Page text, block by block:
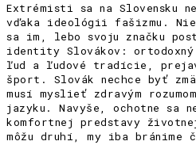
Extrémisti sa na Slovensku
vďaka ideológii fašizmu.
sa im, lebo svoju značku
identity Slovákov:
ľud a ľudové tradície,
šport. Slovák nechce byť
musí myslieť zdravým
jazyku. Navyše, ochotne sa
komfortnej predstavy
môžu druhí, my iba bránime